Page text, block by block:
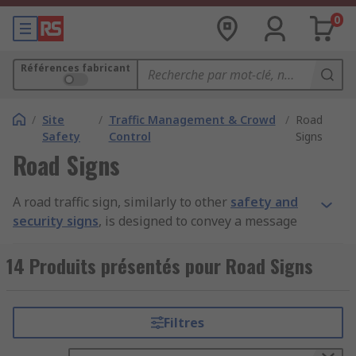
0
Références fabricant
/ Site
Safety
/ Traffic Management & Crowd
Control
/ Road
Signs
Road Signs
A road traffic sign, similarly to other safety and
security signs, is designed to convey a message
constructions works or one way systems.
One of the primary functions of any traffic sign is
to assign right of way to movements of traffic at
14 Produits présentés pour Road Signs
Filtres